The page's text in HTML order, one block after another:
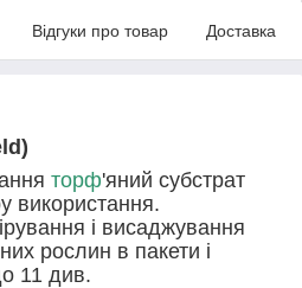
Відгуки про товар Доставка
торф'яний субстрат
використання.
і висаджування
рослин в пакети і
11 див.